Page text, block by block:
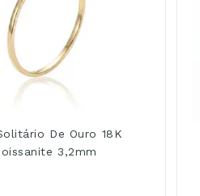
De Ouro 18K
3,2mm